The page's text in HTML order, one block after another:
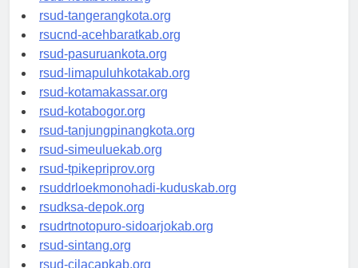
rsud-kotabekasi.org
rsud-tangerangkota.org
rsucnd-acehbaratkab.org
rsud-pasuruankota.org
rsud-limapuluhkotakab.org
rsud-kotamakassar.org
rsud-kotabogor.org
rsud-tanjungpinangkota.org
rsud-simeuluekab.org
rsud-tpikepriprov.org
rsuddrloekmonohadi-kuduskab.org
rsudksa-depok.org
rsudrtnotopuro-sidoarjokab.org
rsud-sintang.org